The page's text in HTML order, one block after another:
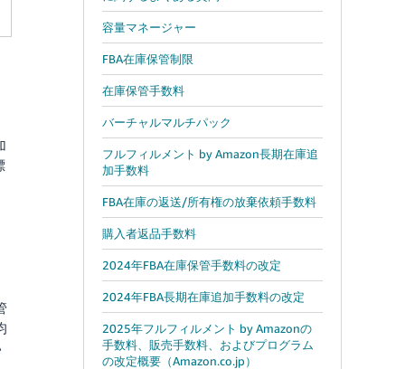
容量マネージャー
FBA在庫保管制限
在庫保管手数料
バーチャルマルチパック
フルフィルメント by Amazon長期在庫追
加手数料
FBA在庫の返送/所有権の放棄依頼手数料
購入者返品手数料
2024年FBA在庫保管手数料の改定
2024年FBA長期在庫追加手数料の改定
2025年フルフィルメント by Amazonの
手数料、販売手数料、およびプログラム
の改定概要（Amazon.co.jp）